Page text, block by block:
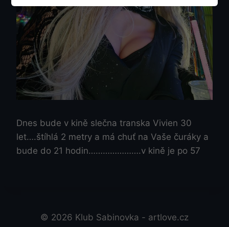
Dnes bude v kině slečna transka Vivien 30
let….štíhlá 2 metry a má chuť na Vaše čuráky a
bude do 21 hodin………………….v kině je po 57
© 2026 Klub Sabinovka - artlove.cz